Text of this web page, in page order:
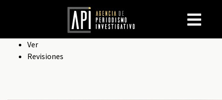
Solapas
Ver
Revisiones